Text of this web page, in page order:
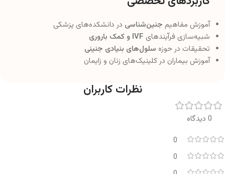
آموزش مفاهیم جنین‌شناسی در دانشکده‌های پزشکی
شبیه‌سازی فرآیندهای IVF و کمک باروری
تحقیقات در حوزه سلول‌های بنیادی جنینی
آموزش بیماران در کلینیک‌های زنان و زایمان
نظرات کاربران
0 دیدگاه
0
0